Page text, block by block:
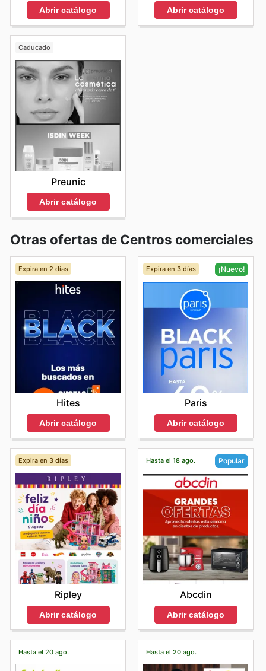
Abrir catálogo Abrir catálogo
Caducado
Preunic
Abrir catálogo
Otras ofertas de Centros comerciales
Expira en 2 días
Hites
Abrir catálogo
Expira en 3 días ¡Nuevo!
Paris
Abrir catálogo
Expira en 3 días
Ripley
Abrir catálogo
Hasta el 18 ago. Popular
Abcdin
Abrir catálogo
Hasta el 20 ago. Hasta el 20 ago.